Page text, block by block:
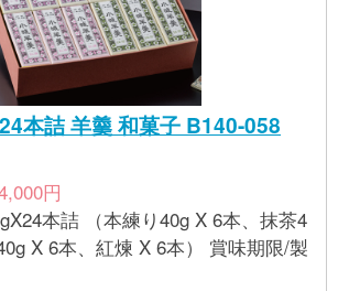
本詰 羊羹 和菓子 B140-058
円
本詰 （本練り40g X 6本、抹茶4
本、紅煉 X 6本） 賞味期限/製